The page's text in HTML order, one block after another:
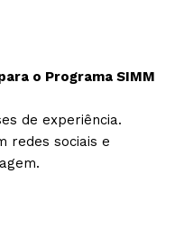
o Programa SIMM
de experiência.
redes sociais e